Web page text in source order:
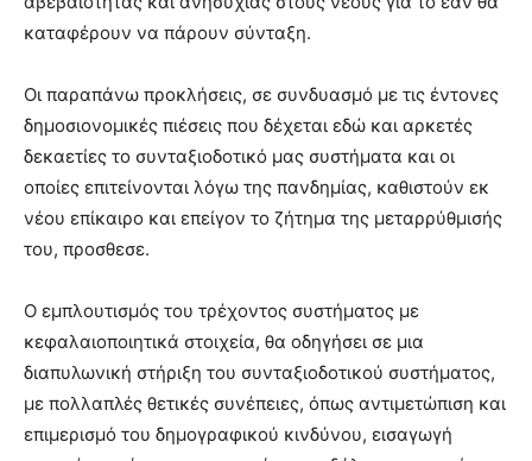
καταφέρουν να πάρουν σύνταξη.
Οι παραπάνω προκλήσεις, σε συνδυασμό με τις έντονες
δημοσιονομικές πιέσεις που δέχεται εδώ και αρκετές
δεκαετίες το συνταξιοδοτικό μας συστήματα και οι
οποίες επιτείνονται λόγω της πανδημίας, καθιστούν εκ
νέου επίκαιρο και επείγον το ζήτημα της μεταρρύθμισής
του, προσθεσε.
Ο εμπλουτισμός του τρέχοντος συστήματος με
κεφαλαιοποιητικά στοιχεία, θα οδηγήσει σε μια
διαπυλωνική στήριξη του συνταξιοδοτικού συστήματος,
με πολλαπλές θετικές συνέπειες, όπως αντιμετώπιση και
επιμερισμό του δημογραφικού κινδύνου, εισαγωγή